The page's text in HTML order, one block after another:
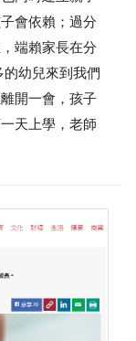
會依賴；過分
端賴家長在分
幼兒來到我們
開一會，孩子
天上學，老師